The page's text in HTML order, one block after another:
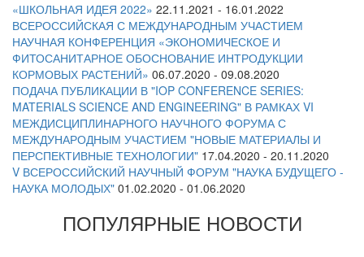
«ШКОЛЬНАЯ ИДЕЯ 2022» 22.11.2021 - 16.01.2022
ВСЕРОССИЙСКАЯ С МЕЖДУНАРОДНЫМ УЧАСТИЕМ
НАУЧНАЯ КОНФЕРЕНЦИЯ «ЭКОНОМИЧЕСКОЕ И
ФИТОСАНИТАРНОЕ ОБОСНОВАНИЕ ИНТРОДУКЦИИ
КОРМОВЫХ РАСТЕНИЙ» 06.07.2020 - 09.08.2020
ПОДАЧА ПУБЛИКАЦИИ В "IOP CONFERENCE SERIES:
MATERIALS SCIENCE AND ENGINEERING" В РАМКАХ VI
МЕЖДИСЦИПЛИНАРНОГО НАУЧНОГО ФОРУМА С
МЕЖДУНАРОДНЫМ УЧАСТИЕМ "НОВЫЕ МАТЕРИАЛЫ И
ПЕРСПЕКТИВНЫЕ ТЕХНОЛОГИИ" 17.04.2020 - 20.11.2020
V ВСЕРОССИЙСКИЙ НАУЧНЫЙ ФОРУМ "НАУКА БУДУЩЕГО -
НАУКА МОЛОДЫХ" 01.02.2020 - 01.06.2020
ПОПУЛЯРНЫЕ НОВОСТИ